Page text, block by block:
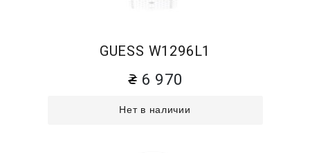
GUESS W1296L1
6 970
Нет в наличии